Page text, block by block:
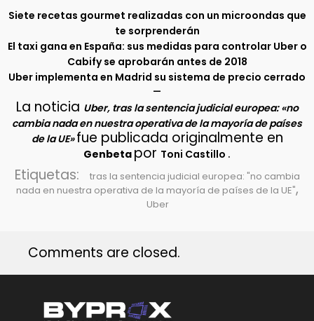
Siete recetas gourmet realizadas con un microondas que
te sorprenderán
El taxi gana en España: sus medidas para controlar Uber o
Cabify se aprobarán antes de 2018
Uber implementa en Madrid su sistema de precio cerrado
–
La noticia Uber, tras la sentencia judicial europea: «no
cambia nada en nuestra operativa de la mayoría de países
de la UE»fue publicada originalmente en
Genbeta por Toni Castillo .
Etiquetas:
tras la sentencia judicial europea: "no cambia
nada en nuestra operativa de la mayoría de países de la UE",
Uber
Comments are closed.